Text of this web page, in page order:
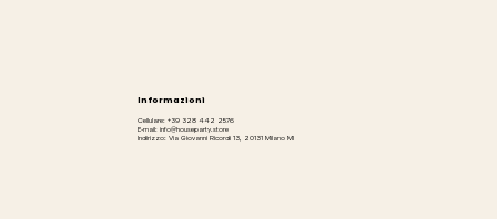
Informazioni
Cellulare: +39 328 442 2576
E-mail: info@houseparty.store
Indirizzo: Via Giovanni Ricordi 13, 20131 Milano MI